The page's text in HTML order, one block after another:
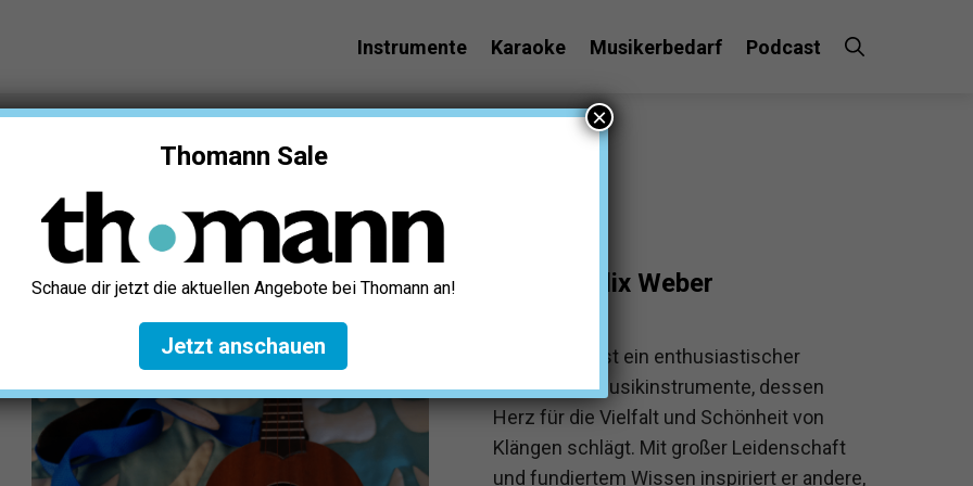
Instrumente Karaoke Musikerbedarf Podcast
besten (Bestenliste)
u.a. auf ausgewählte Online-Shops und Partner,
Felix Weber
Felix Weber ist ein enthusiastischer
Experte für Musikinstrumente, dessen
Herz für die Vielfalt und Schönheit von
Klängen schlägt. Mit großer Leidenschaft
und fundiertem Wissen inspiriert er andere,
Thomann Sale
Schaue dir jetzt die aktuellen Angebote bei Thomann an!
Jetzt anschauen
×